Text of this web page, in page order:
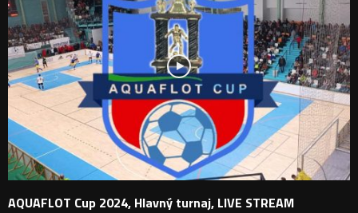
AQUAFLOT Cup 2024, Hlavný turnaj, LIVE STREAM